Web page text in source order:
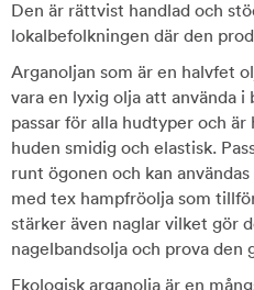
Den är rättvist handlad och
lokalbefolkningen där den
Arganoljan som är en halvfet
vara en lyxig olja att använda i
passar för alla hudtyper och
huden smidig och elastisk.
runt ögonen och kan
med tex hampfröolja som
stärker även naglar vilket gör
nagelbandsolja och prova den
Ekologisk arganolja är en